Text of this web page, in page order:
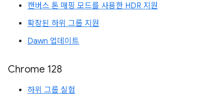
캔버스 톤 매핑 모드를 사용한 HDR 지원
확장된 하위 그룹 지원
Dawn 업데이트
Chrome 128
하위 그룹 실험